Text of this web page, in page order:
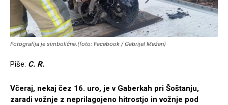
Fotografija je simbolična.(foto: Facebook / Gabrijel Mežan)
Piše: C. R.
Včeraj, nekaj čez 16. uro, je v Gaberkah pri Šoštanju,
zaradi vožnje z neprilagojeno hitrostjo in vožnje pod